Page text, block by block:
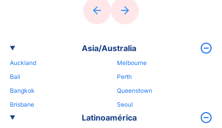
Asia/Australia
Auckland
Bali
Bangkok
Brisbane
Melbourne
Perth
Queenstown
Seoul
Latinoamérica